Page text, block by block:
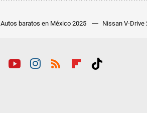
Autos baratos en México 2025 Nissan V-Drive